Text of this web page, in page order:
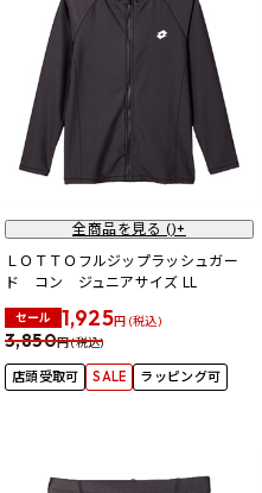
全商品を見る ()+
ＬＯＴＴＯフルジップラッシュガー
ド コン ジュニアサイズ LL
セール 1,925円 (税込)
3,850円 (税込)
店頭受取可 SALE ラッピング可